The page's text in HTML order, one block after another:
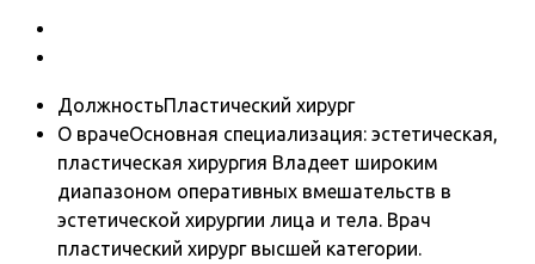
ДолжностьПластический хирург
О врачеОсновная специализация: эстетическая,
пластическая хирургия Владеет широким
диапазоном оперативных вмешательств в
эстетической хирургии лица и тела. Врач
пластический хирург высшей категории.